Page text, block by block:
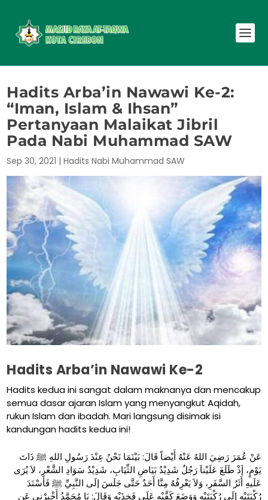
Hadits Arba’in Nawawi Ke-2:
“Iman, Islam & Ihsan”
Pertanyaan Malaikat Jibril
Pada Nabi Muhammad SAW
Sep 30, 2021 |Hadits Nabi Muhammad SAW
Hadits Arba’in Nawawi Ke-2
Hadits kedua ini sangat dalam maknanya dan mencakup
semua dasar ajaran Islam yang menyangkut Aqidah,
rukun Islam dan ibadah. Mari langsung disimak isi
kandungan hadits kedua ini!
عَنْ عُمَرَ رَضِيَ اللهُ عَنْهُ أَيْضاً قَالَ: بَيْنَمَا نَحْنُ عِنْدَ رَسُولِ اللهِ ﷺ ذَاتَ
يَوْمٍ، إَذْ طَلَعَ عَلَيْناَ رَجُلٌ شَدِيْدُ بَيَاضِ الثِّيَابِ، شَدِيْدُ سَوَادِ الشَّعْرِ، لاَ يُرَى
عَلَيهِ أَثَرُ السَّفَرِ، وَلاَ يَعْرِفُهُ مِنَّا أَحَدٌ حَتَّى جَلَسَ إلَى النَّبِيِّ ﷺ فَأَسْنَدَ
رُكْبَتَيْهِ إلَى رُكْبَتَيْهِ وَوَضَعَ كَفَّيْهِ عَلَى فَخِذَيْهِ وَقَالَ: يَا مُحَمَّدُ أَخْبِرْنِي عَنِ